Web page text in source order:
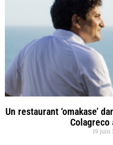
Un restaurant ‘omakase’
Colagreco
19 juin